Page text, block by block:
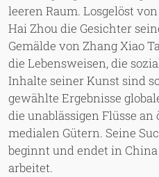
leeren Raum. Losgelöst
Hai Zhou die Gesichter
Gemälde von Zhang Xiao
die Lebensweisen, die
Inhalte seiner Kunst sind
gewählte Ergebnisse
die unablässigen Flüsse
medialen Gütern. Seine
beginnt und endet in
arbeitet.